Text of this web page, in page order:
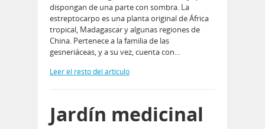
dispongan de una parte con sombra. La
estreptocarpo es una planta original de África
tropical, Madagascar y algunas regiones de
China. Pertenece a la familia de las
gesneriáceas, y a su vez, cuenta con…
Leer el resto del artículo
Jardín medicinal